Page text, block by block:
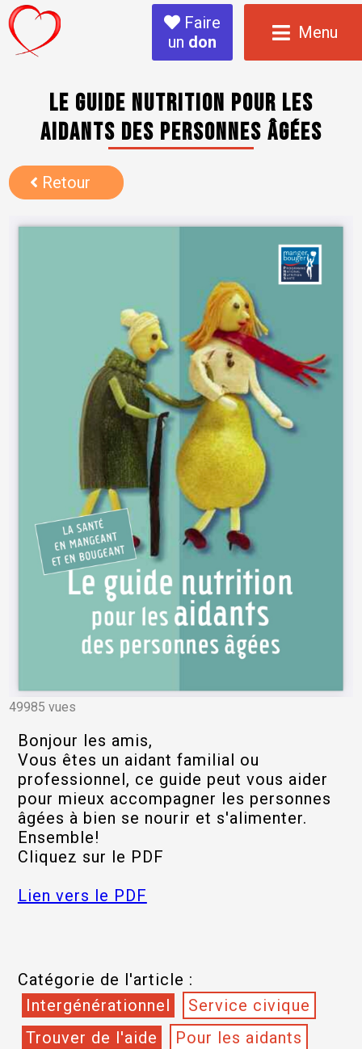
Faire
un don Menu
Le guide nutrition pour les
aidants des personnes âgées
Retour
49985 vues
Bonjour les amis,
Vous êtes un aidant familial ou
professionnel, ce guide peut vous aider
pour mieux accompagner les personnes
âgées à bien se nourir et s'alimenter.
Ensemble!
Cliquez sur le PDF
Lien vers le PDF
Catégorie de l'article :
Intergénérationnel
Service civique
Trouver de l'aide
Pour les aidants